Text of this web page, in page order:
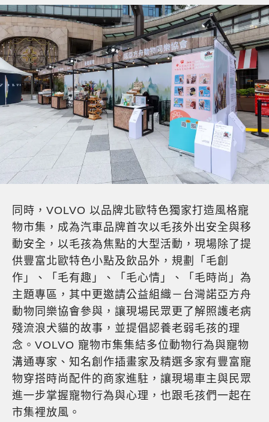
同時，VOLVO 以品牌北歐特色獨家打造風格寵
物市集，成為汽車品牌首次以毛孩外出安全與移
動安全，以毛孩為焦點的大型活動，現場除了提
供豐富北歐特色小點及飲品外，規劃「毛創
作」、「毛有趣」、「毛心情」、「毛時尚」為
主題專區，其中更邀請公益組織－台灣諾亞方舟
動物同樂協會參與，讓現場民眾更了解照護老病
殘流浪犬貓的故事，並提倡認養老弱毛孩的理
念。VOLVO 寵物市集集結多位動物行為與寵物
溝通專家、知名創作插畫家及精選多家有豐富寵
物穿搭時尚配件的商家進駐，讓現場車主與民眾
進一步掌握寵物行為與心理，也跟毛孩們一起在
市集裡放風。